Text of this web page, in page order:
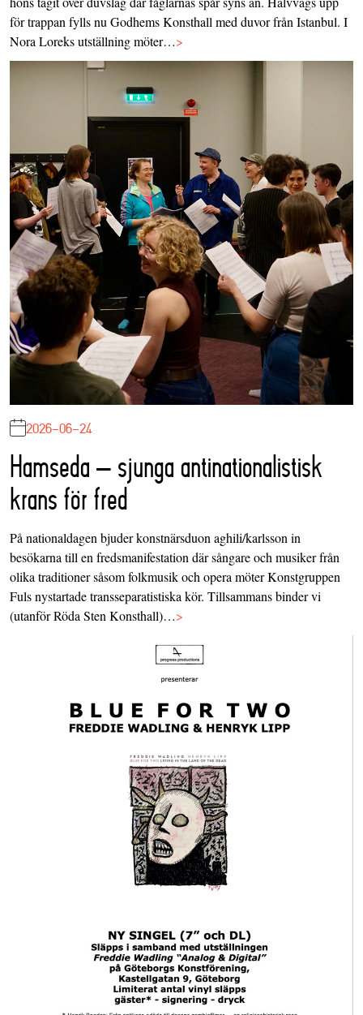
för trappan fylls nu Godhems Konsthall med duvor från Istanbul. I
Nora Loreks utställning möter…>
2026-06-24
Hamseda – sjunga antinationalistisk
krans för fred
På nationaldagen bjuder konstnärsduon aghili/karlsson in
besökarna till en fredsmanifestation där sångare och musiker från
olika traditioner såsom folkmusik och opera möter Konstgruppen
Fuls nystartade transseparatistiska kör. Tillsammans binder vi
(utanför Röda Sten Konsthall)…>